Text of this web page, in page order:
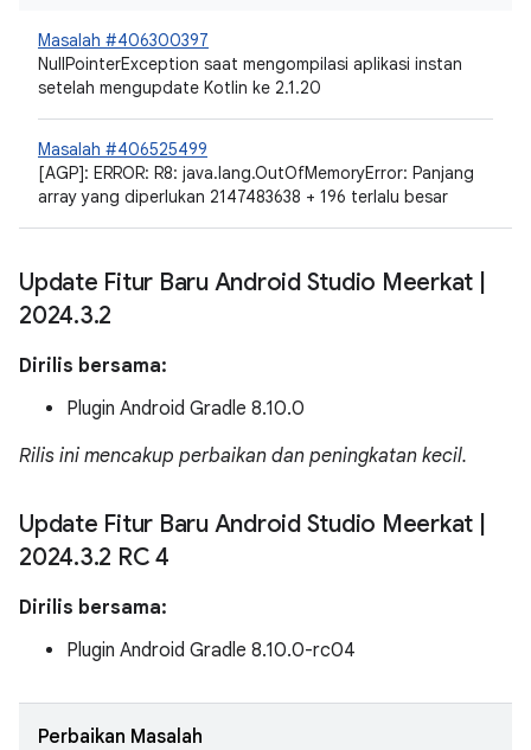
Masalah #406300397
NullPointerException saat mengompilasi aplikasi instan
setelah mengupdate Kotlin ke 2.1.20
Masalah #406525499
[AGP]: ERROR: R8: java.lang.OutOfMemoryError: Panjang
array yang diperlukan 2147483638 + 196 terlalu besar
Update Fitur Baru Android Studio Meerkat
2024.3.2
Dirilis bersama:
Plugin Android Gradle 8.10.0
Rilis ini mencakup perbaikan dan peningkatan kecil.
Update Fitur Baru Android Studio Meerkat
2024.3.2 RC 4
Dirilis bersama:
Plugin Android Gradle 8.10.0-rc04
Perbaikan Masalah